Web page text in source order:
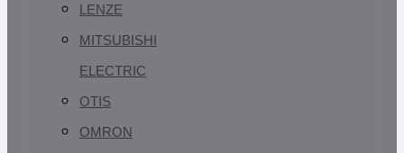
LENZE
MITSUBISHI
ELECTRIC
OTIS
OMRON